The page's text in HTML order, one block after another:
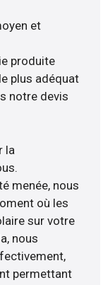
et
produite
plus adéquat
notre devis
la
menée, nous
où les
sur votre
nous
permettant